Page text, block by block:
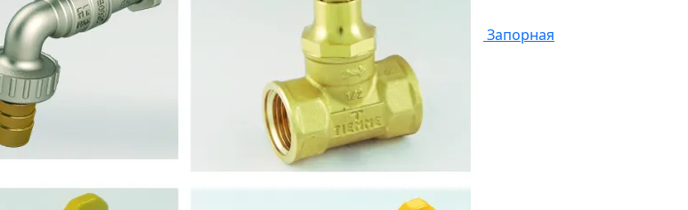
Запорная